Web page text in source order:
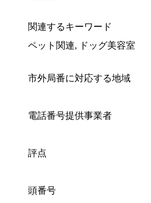
関連するキーワード
ペット関連, ドッグ美容室
市外局番に対応する地域
電話番号提供事業者
評点
頭番号